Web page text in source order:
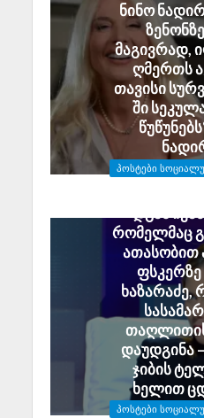
ნინო
მაგივრად,
ღმერთს
თავისი
ში
May 6,
ᲞᲝᲡᲢᲔᲑᲘ
რომელმაც
ათასობით
ფსკერზე
ხაზარაძე,
დაუდგინა
ჯიბის
ხელით
ჩირქი
ᲞᲝᲡᲢᲔᲑᲘ